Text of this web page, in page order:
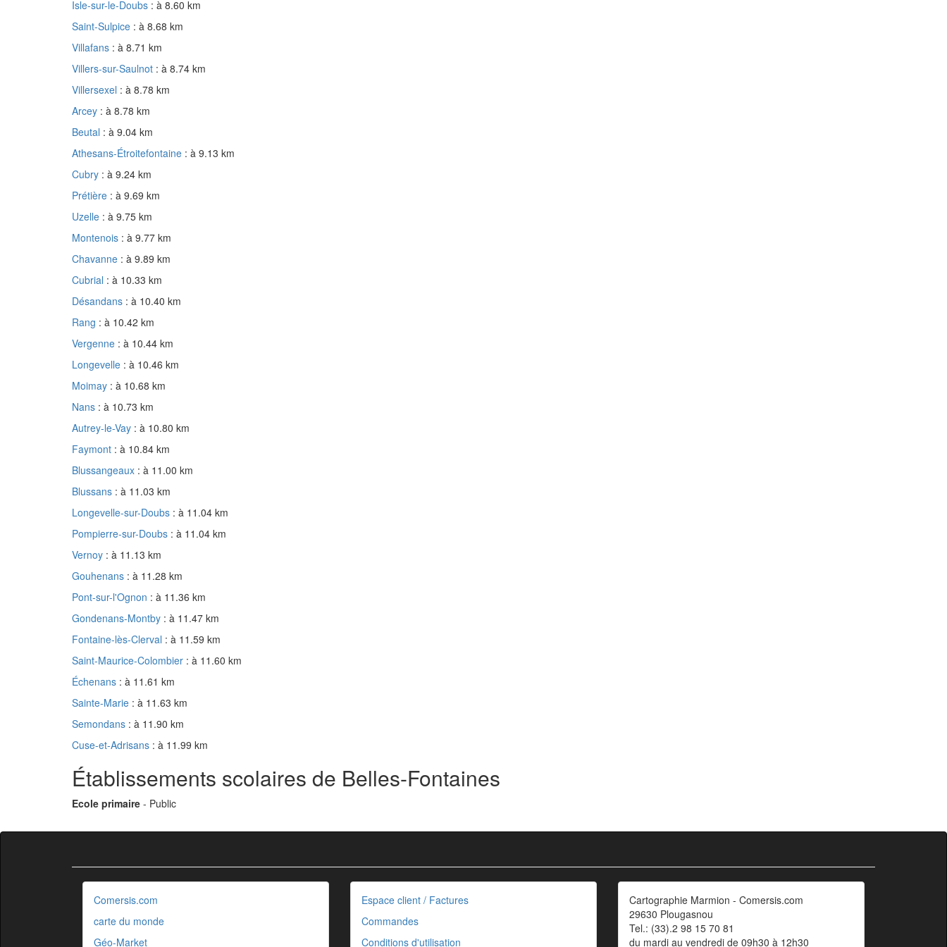
Isle-sur-le-Doubs : à 8.60 km
Saint-Sulpice : à 8.68 km
Villafans : à 8.71 km
Villers-sur-Saulnot : à 8.74 km
Villersexel : à 8.78 km
Arcey : à 8.78 km
Beutal : à 9.04 km
Athesans-Étroitefontaine : à 9.13 km
Cubry : à 9.24 km
Prétière : à 9.69 km
Uzelle : à 9.75 km
Montenois : à 9.77 km
Chavanne : à 9.89 km
Cubrial : à 10.33 km
Désandans : à 10.40 km
Rang : à 10.42 km
Vergenne : à 10.44 km
Longevelle : à 10.46 km
Moimay : à 10.68 km
Nans : à 10.73 km
Autrey-le-Vay : à 10.80 km
Faymont : à 10.84 km
Blussangeaux : à 11.00 km
Blussans : à 11.03 km
Longevelle-sur-Doubs : à 11.04 km
Pompierre-sur-Doubs : à 11.04 km
Vernoy : à 11.13 km
Gouhenans : à 11.28 km
Pont-sur-l'Ognon : à 11.36 km
Gondenans-Montby : à 11.47 km
Fontaine-lès-Clerval : à 11.59 km
Saint-Maurice-Colombier : à 11.60 km
Échenans : à 11.61 km
Sainte-Marie : à 11.63 km
Semondans : à 11.90 km
Cuse-et-Adrisans : à 11.99 km
Établissements scolaires de Belles-Fontaines
Ecole primaire - Public
Comersis.com
carte du monde
Géo-Market
Espace client / Factures
Commandes
Conditions d'utilisation
Cartographie Marmion - Comersis.com
29630 Plougasnou
Tel.: (33).2 98 15 70 81
du mardi au vendredi de 09h30 à 12h30